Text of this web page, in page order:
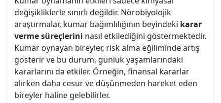
değişikliklerle sınırlı değildir. Nörobiyolojik
araştırmalar, kumar bağımlılığının beyindeki karar
verme süreçlerini nasıl etkilediğini göstermektedir.
Kumar oynayan bireyler, risk alma eğiliminde artış
gösterir ve bu durum, günlük yaşamlarındaki
kararlarını da etkiler. Örneğin, finansal kararlar
alırken daha cesur ve düşünmeden hareket eden
bireyler haline gelebilirler.